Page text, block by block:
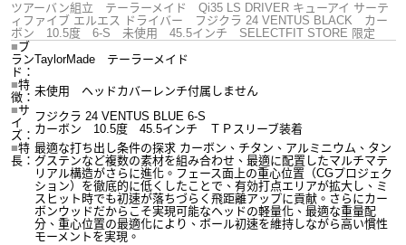
ツアーバン組立 テーラーメイド Qi35 LS DRIVER キューアイ サーテ
ィファイブ エルエス ドライバー フジクラ 24 VENTUS BLACK カー
ボン 10.5度 6-S 未使用 45.5インチ SELECTFIT STORE 限定
■ブ
ラン
ド：
TaylorMade テーラーメイド
■特
徴： 未使用 ヘッドカバーレンチ付属しません
■サ
イ
ズ：
フジクラ 24 VENTUS BLUE 6-S
カーボン 10.5度 45.5インチ ＴＰスリーブ装着
■特
長：
最適な打ち出し条件の探求 カーボン、チタン、アルミニウム、タン
グステンなど複数の素材を組み合わせ、最適に配置したマルチマテ
リアル構造がさらに進化。フェース面上の重心位置（CGプロジェク
ション）を徹底的に低くしたことで、有効打点エリアが拡大し、ミ
スヒット時でも初速が落ちづらく飛距離アップに貢献。さらにカー
ボンウッドだからこそ実現可能なヘッドの軽量化、最適な重量配
分、重心位置の最適化により、ボール初速を維持しながら高い慣性
モーメントを実現。